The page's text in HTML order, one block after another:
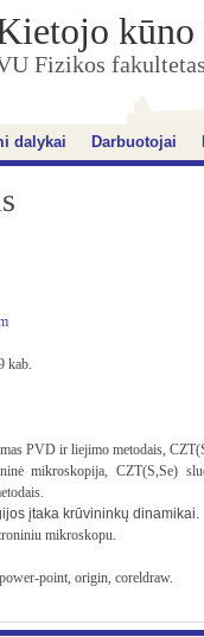
kūno
Fizikos fakultetas
dalykai Darbuotojai
kab.
PVD ir liejimo metodais,
mikroskopija, CZT(S,Se)
įtaka krūvininkų dinamikai.
mikroskopu.
point, origin, coreldraw.